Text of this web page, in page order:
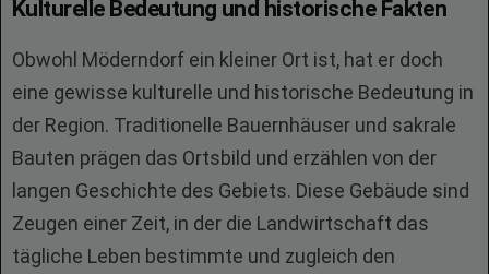
Kulturelle Bedeutung und historische Fakten
Obwohl Möderndorf ein kleiner Ort ist, hat er doch
eine gewisse kulturelle und historische Bedeutung in
der Region. Traditionelle Bauernhäuser und sakrale
Bauten prägen das Ortsbild und erzählen von der
langen Geschichte des Gebiets. Diese Gebäude sind
Zeugen einer Zeit, in der die Landwirtschaft das
tägliche Leben bestimmte und zugleich den